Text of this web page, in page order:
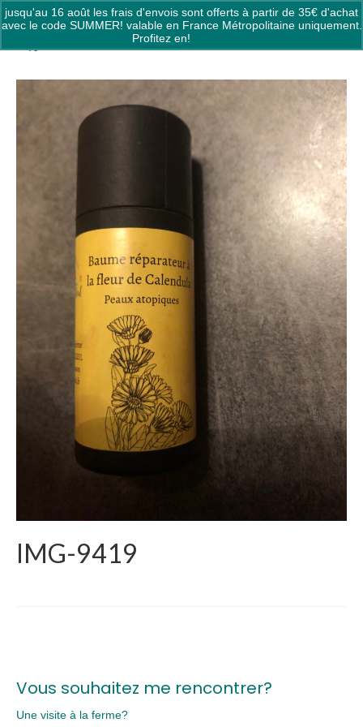
jusqu'au 16 août les frais d'envois sont offerts à partir de 35€ d'achat
avec le code SUMMER! valable en France Métropolitaine uniquement.
Profitez en!
IMG-9419
Vous souhaitez me rencontrer?
Une visite à la ferme?